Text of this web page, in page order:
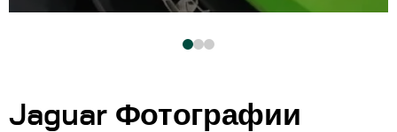
Jaguar Фотографии